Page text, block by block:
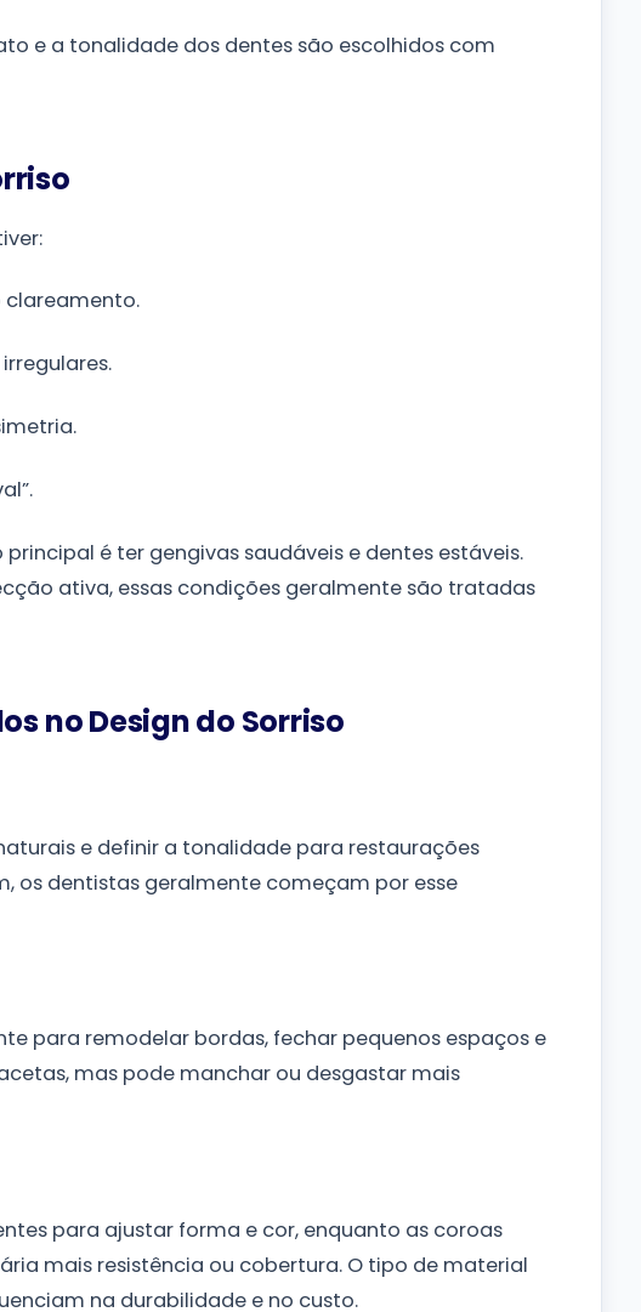
e a tonalidade dos dentes são escolhidos com
clareamento.
é ter gengivas saudáveis e dentes estáveis.
ativa, essas condições geralmente são tratadas
no Design do Sorriso
e definir a tonalidade para restaurações
os dentistas geralmente começam por esse
para remodelar bordas, fechar pequenos espaços e
mas pode manchar ou desgastar mais
para ajustar forma e cor, enquanto as coroas
mais resistência ou cobertura. O tipo de material
na durabilidade e no custo.